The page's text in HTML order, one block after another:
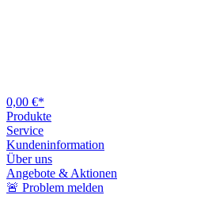
0,00 €*
Produkte
Service
Kundeninformation
Über uns
Angebote & Aktionen
🚨 Problem melden